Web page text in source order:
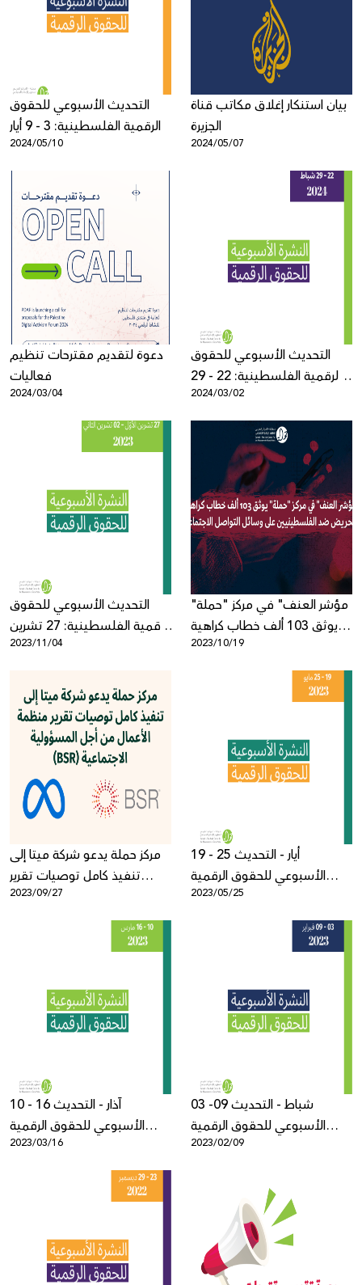
التحديث الأسبوعي للحقوق
الرقمية الفلسطينية: 3 - 9 أيار
2024/05/10
بيان استنكار إغلاق مكاتب قناة
الجزيرة
2024/05/07
دعوة لتقديم مقترحات تنظيم
فعاليات
2024/03/04
التحديث الأسبوعي للحقوق
الرقمية الفلسطينية: 22 - 29
شباط
2024/03/02
التحديث الأسبوعي للحقوق
الرقمية الفلسطينية: 27 تشرين
2023/11/04
مؤشر العنف" في مركز "حملة"
يوثق 103 ألف خطاب كراهية
وتحريض ضد الفلسطينيين
على وسائل التواصل الاجتماعي"
2023/10/19
مركز حملة يدعو شركة ميتا إلى
تنفيذ كامل توصيات تقرير
منظمة الأعمال من أجل
المسؤولية الاجتماعية (BSR)
2023/09/27
19 - 25 أيار - التحديث
الأسبوعي للحقوق الرقمية
الفلسطينية
2023/05/25
10 - 16 آذار - التحديث
الأسبوعي للحقوق الرقمية
الفلسطينية
2023/03/16
03 -09 شباط - التحديث
الأسبوعي للحقوق الرقمية
الفلسطينية
2023/02/09